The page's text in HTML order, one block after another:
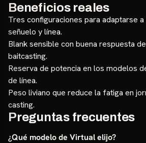
Beneficios reales
Tres configuraciones para adaptarse
señuelo y línea.
Blank sensible con buena respuesta
baitcasting.
Reserva de potencia en los modelos
de línea.
Peso liviano que reduce la fatiga en
casting.
Preguntas frecuentes
¿Qué modelo de Virtual elijo?